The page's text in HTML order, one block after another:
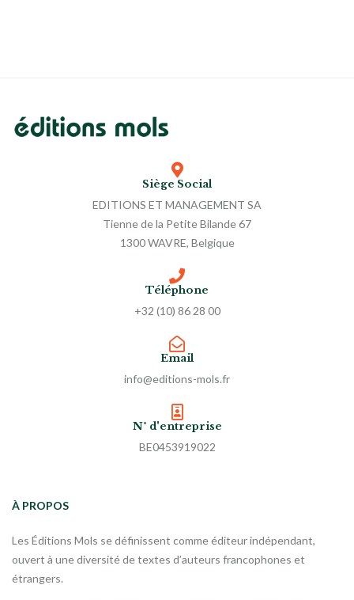
Siège Social
EDITIONS ET MANAGEMENT SA
Tienne de la Petite Bilande 67
1300 WAVRE, Belgique
Téléphone
+32 (10) 86 28 00
Email
info@editions-mols.fr
N° d'entreprise
BE0453919022
À PROPOS
Les Éditions Mols se définissent comme éditeur indépendant,
ouvert à une diversité de textes d’auteurs francophones et
étrangers.